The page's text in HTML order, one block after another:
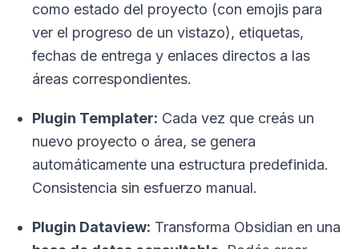
como estado del proyecto (con emojis para
ver el progreso de un vistazo), etiquetas,
fechas de entrega y enlaces directos a las
áreas correspondientes.
Plugin Templater: Cada vez que creás un
nuevo proyecto o área, se genera
automáticamente una estructura predefinida.
Consistencia sin esfuerzo manual.
Plugin Dataview: Transforma Obsidian en una